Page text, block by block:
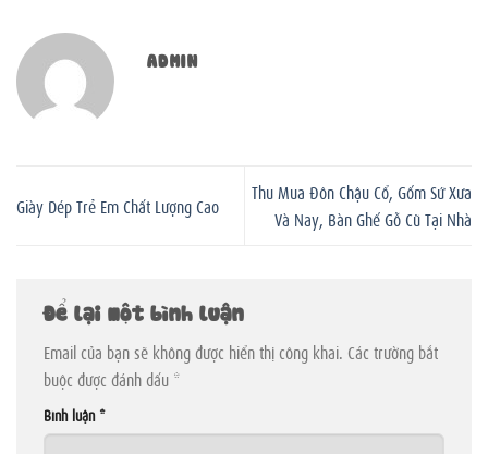
ADMIN
Giày Dép Trẻ Em Chất Lượng Cao
Thu Mua Đôn Chậu Cổ, Gốm Sứ Xưa
Và Nay, Bàn Ghế Gỗ Cũ Tại Nhà
Để lại một bình luận
Email của bạn sẽ không được hiển thị công khai. Các trường bắt
buộc được đánh dấu *
Bình luận *